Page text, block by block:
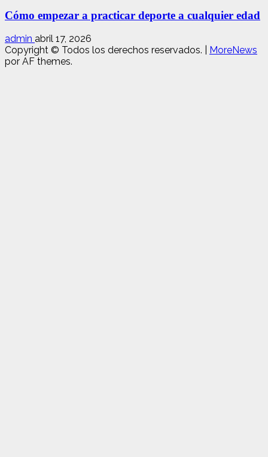
Cómo empezar a practicar deporte a cualquier edad
admin abril 17, 2026
Copyright © Todos los derechos reservados.
MoreNews
por AF themes.